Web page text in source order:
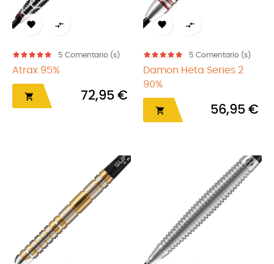
 
5 Comentario (s)
Atrax 95%
 72,95 €
 
5 Comentario (s)
Damon Heta Series 2
90%
 56,95 €